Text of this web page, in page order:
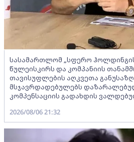
სასამართლომ „სფერო
წულეისკირს და კომპანიის
თავისუფლების აღკვეთა
მსჯავრდადებულებს
კომპენსაციის გადახდის
2026/08/06 21:32